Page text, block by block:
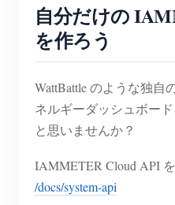
自分だけの
を作ろう
WattBattle のような独自
ネルギーダッシュボー
と思いませんか？
IAMMETER Cloud API
/docs/system-api